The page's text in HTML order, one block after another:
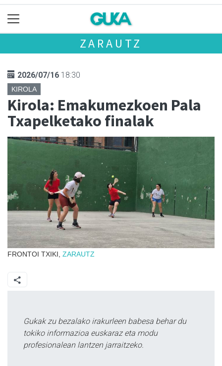
ZARAUTZ
2026/07/16 18:30
KIROLA
Kirola: Emakumezkoen Pala
Txapelketako finalak
FRONTOI TXIKI, ZARAUTZ
Gukak zu bezalako irakurleen babesa behar du
tokiko informazioa euskaraz eta modu
profesionalean lantzen jarraitzeko.